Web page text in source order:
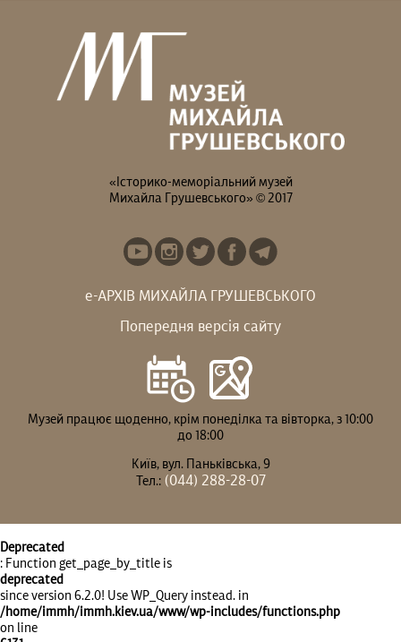
«Історико-меморіальний музей
Михайла Грушевського» © 2017
е-АРХІВ МИХАЙЛА ГРУШЕВСЬКОГО
Попередня версія сайту
Музей працює щоденно, крім понеділка та вівторка, з 10:00
до 18:00
Київ, вул. Паньківська, 9
Тел.:(044) 288-28-07
Deprecated
: Function get_page_by_title is
deprecated
since version 6.2.0! Use WP_Query instead. in
/home/immh/immh.kiev.ua/www/wp-includes/functions.php
on line